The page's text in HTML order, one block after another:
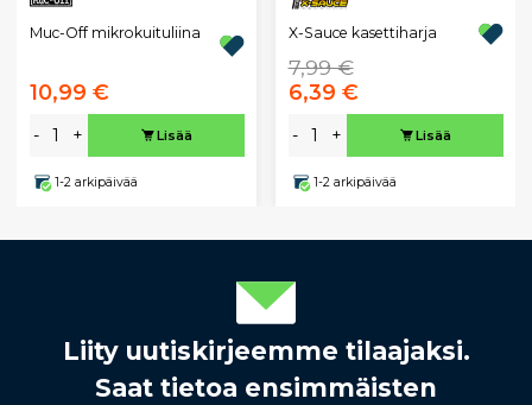
Muc-Off mikrokuituliina
10,99 €
- + Lisää
1-2 arkipäivää
X-Sauce kasettiharja
7,99 €
6,39 €
- + Lisää
1-2 arkipäivää
Liity uutiskirjeemme tilaajaksi.
Saat tietoa ensimmäisten